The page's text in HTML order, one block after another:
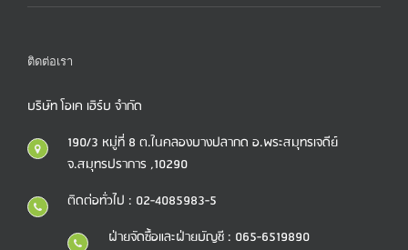
ติดต่อเรา
บริษัท โอเค เฮิร์บ จำกัด
190/3 หมู่ที่ 8 ต.ในคลองบางปลากด อ.พระสมุทรเจดีย์
จ.สมุทรปราการ ,10290
ติดต่อทั่วไป : 02-4085983-5
ฝ่ายจัดซื้อและฝ่ายบัญชี : 065-6519890